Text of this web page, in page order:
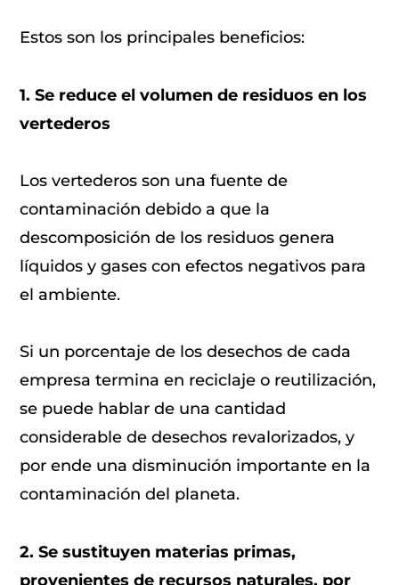
Estos son los principales beneficios:
1. Se reduce el volumen de residuos en los
vertederos
Los vertederos son una fuente de
contaminación debido a que la
descomposición de los residuos genera
líquidos y gases con efectos negativos para
el ambiente.
Si un porcentaje de los desechos de cada
empresa termina en reciclaje o reutilización,
se puede hablar de una cantidad
considerable de desechos revalorizados, y
por ende una disminución importante en la
contaminación del planeta.
2. Se sustituyen materias primas,
provenientes de recursos naturales, por